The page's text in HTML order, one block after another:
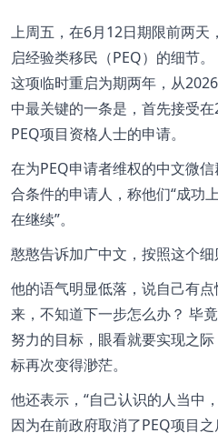
上周五，在6月12日期限前两天
启经验类移民（PEQ）的细节。
这项临时重启为期两年，从
中最关键的一条是，首先接受
PEQ项目资格人士的申请。
在为PEQ申请者维权的中文微
合条件的申请人，称他们 成功
在继续”。
憨憨告诉加广中文，按照这个细
他的语气明显低落，说自己有
来，不知道下一步怎么办？ 毕
努力的目标，眼看就要实现之
标再次变得渺茫。
他还表示，
自己认识的人当中
因为在前政府取消了PEQ项目